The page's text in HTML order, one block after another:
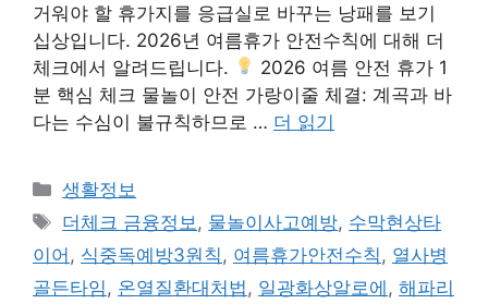
거워야 할 휴가지를 응급실로 바꾸는 낭패를 보기
십상입니다. 2026년 여름휴가 안전수칙에 대해 더
체크에서 알려드립니다.
2026 여름 안전 휴가 1
분 핵심 체크 물놀이 안전 가랑이줄 체결: 계곡과 바
다는 수심이 불규칙하므로 … 더 읽기
카
테
고
리
생활정보
태
그
더체크 금융정보 , 물놀이사고예방, 수막현상타
이어 , 식중독예방3원칙 , 여름휴가안전수칙 , 열사병
골든타임 , 온열질환대처법 , 일광화상알로에 , 해파리